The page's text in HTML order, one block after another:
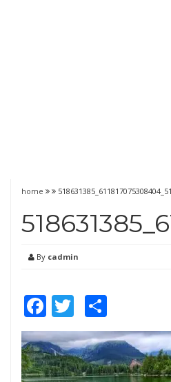
home
By cadmin
Facebook
Twitter